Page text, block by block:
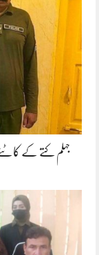
جہلم کتے کے